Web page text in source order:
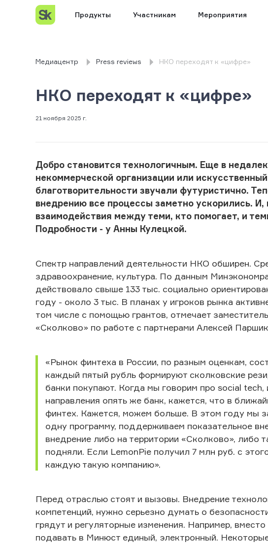
Продукты Участникам Мероприятия
Медиацентр Press reviews НКО переходят к «цифре»
НКО переходят к «цифре»
21 ноября 2025 г.
Добро становится технологичным. Еще в
некоммерческой организации или
благотворительности звучали футуристично.
внедрению все процессы заметно ускорились.
взаимодействия между теми, кто помогает, и
Подробности - у Анны Кулецкой.
Спектр направлений деятельности НКО обширен.
здравоохранение, культура. По данным
действовало свыше 133 тыс. социально
году - около 3 тыс. В планах у игроков рынка
том числе с помощью грантов, отмечает
«Сколково» по работе с партнерами Алексей
«Рынок финтеха в России, по разным оценкам,
каждый пятый рубль формируют сколковские
банки покупают. Когда мы говорим про social
направления опять же банк, кажется, что в
финтех. Кажется, можем больше. В этом году мы
одну программу, поддерживаем показательное
внедрение либо на территории «Сколково», либо
подняли. Если LemonPie получил 7 млн руб. с
каждую такую компанию».
Перед отраслью стоят и вызовы. Внедрение
компетенций, нужно серьезно думать о
грядут и регуляторные изменения. Например,
подавать в Минюст единый, электронный.